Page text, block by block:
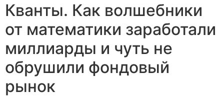
Кванты. Как волшебники
от математики заработали
миллиарды и чуть не
обрушили фондовый
рынок